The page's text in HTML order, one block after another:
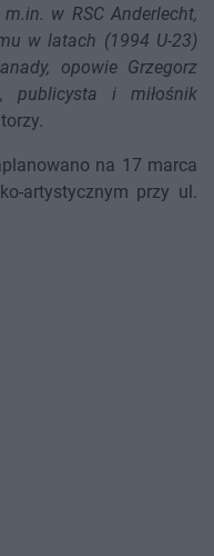
w RSC Anderlecht,
w latach (1994 U-23)
opowie Grzegorz
publicysta i miłośnik
na 17 marca
artystycznym przy ul.